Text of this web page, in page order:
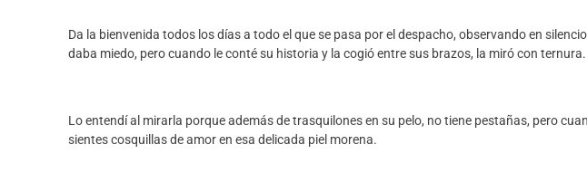
Da la bienvenida todos los días a todo el que se pasa por el despacho, observando en
daba miedo, pero cuando le conté su historia y la cogió entre sus brazos, la miró con ternura.
Lo entendí al mirarla porque además de trasquilones en su pelo, no tiene pestañas, pero
sientes cosquillas de amor en esa delicada piel morena.